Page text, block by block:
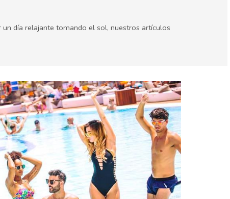
un día relajante tomando el sol, nuestros artículos
& niños
Museos & Arte